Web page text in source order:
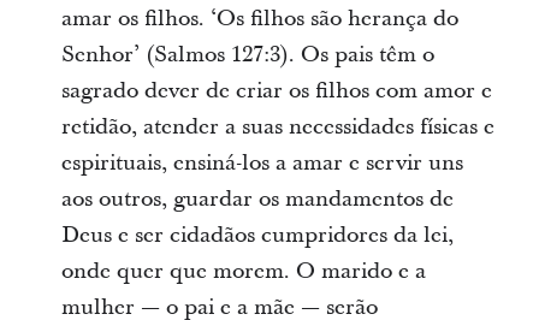
amar os filhos. ‘Os filhos são herança do
Senhor’ (Salmos 127:3). Os pais têm o
sagrado dever de criar os filhos com amor e
retidão, atender a suas necessidades físicas e
espirituais, ensiná-los a amar e servir uns
aos outros, guardar os mandamentos de
Deus e ser cidadãos cumpridores da lei,
onde quer que morem. O marido e a
mulher — o pai e a mãe — serão